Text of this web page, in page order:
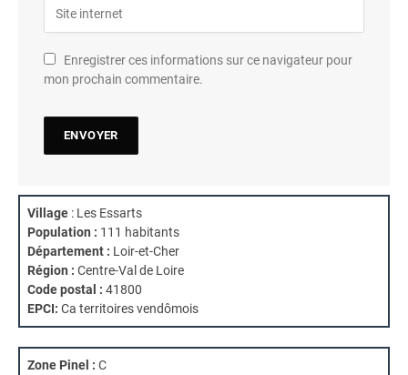
Enregistrer ces informations sur ce navigateur pour
mon prochain commentaire.
Village : Les Essarts
Population : 111 habitants
Département : Loir-et-Cher
Région : Centre-Val de Loire
Code postal : 41800
EPCI: Ca territoires vendômois
Zone Pinel : C